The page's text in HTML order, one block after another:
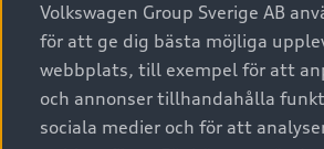
A6 modellerna
SUV
Avant
Privatleasing
Nya bilar i lager
Begagnade bilar i lager
Audi approved :plus - så gott som nya
Service & tillbehör
Audi digital services
Originaltillbehör - köp online
Tjänstebil
Tjänstebil
Business lease online
Om Audi Sverige
Volkswagen Group Sverige AB
för att ge dig bästa möjliga
webbplats, till exempel för att
och annonser tillhandahålla
sociala medier och för att